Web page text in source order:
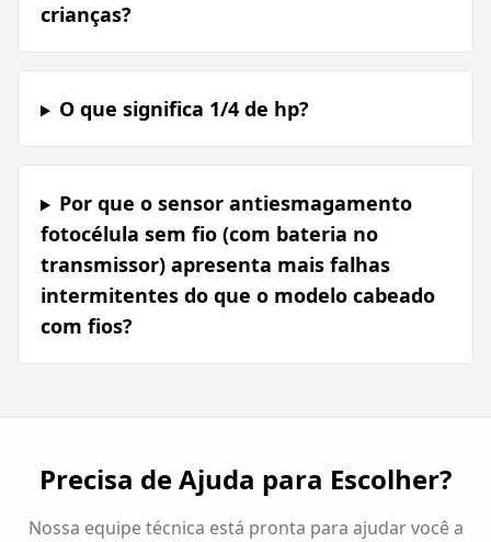
crianças?
O que significa 1/4 de hp?
Por que o sensor antiesmagamento
fotocélula sem fio (com bateria no
transmissor) apresenta mais falhas
intermitentes do que o modelo cabeado
com fios?
Precisa de Ajuda para Escolher?
Nossa equipe técnica está pronta para ajudar você a